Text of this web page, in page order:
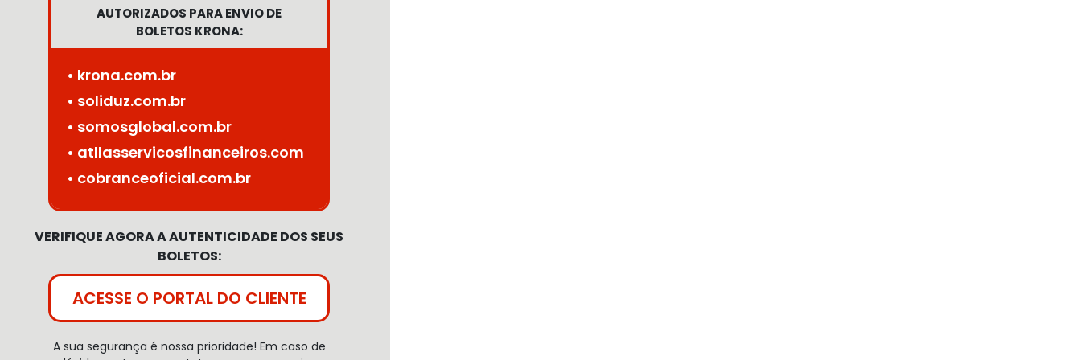
AUTORIZADOS PARA ENVIO DE
BOLETOS KRONA:
• krona.com.br
• soliduz.com.br
• somosglobal.com.br
• atllasservicosfinanceiros.com
• cobranceoficial.com.br
VERIFIQUE AGORA A AUTENTICIDADE DOS SEUS
BOLETOS:
ACESSE O PORTAL DO CLIENTE
A sua segurança é nossa prioridade! Em caso de